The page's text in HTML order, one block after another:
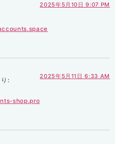
2025年5月10日 9:07 PM
り:
2025年5月11日 6:33 AM
shop.pro